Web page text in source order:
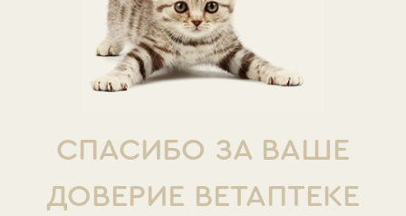
СПАСИБО ЗА ВАШЕ
ДОВЕРИЕ ВЕТАПТЕКЕ